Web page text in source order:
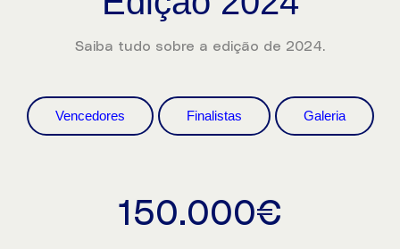
Saiba tudo sobre a edição de 2024.
Vencedores Finalistas Galeria
150.000€